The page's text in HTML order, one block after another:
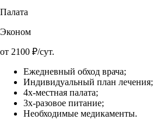
Палата
Эконом
от 2100 ₽/сут.
Ежедневный обход врача;
Индивидуальный план лечения;
4х-местная палата;
3х-разовое питание;
Необходимые медикаменты.